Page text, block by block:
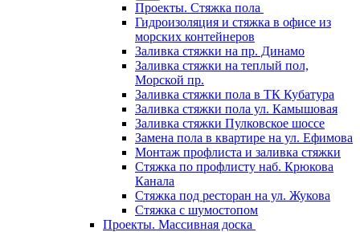
Проекты. Стяжка пола
Гидроизоляция и стяжка в офисе из
морских контейнеров
Заливка стяжки на пр. Динамо
Заливка стяжки на теплый пол,
Морской пр.
Заливка стяжки пола в ТК Кубатура
Заливка стяжки пола ул. Камышовая
Заливка стяжки Пулковское шоссе
Замена пола в квартире на ул. Ефимова
Монтаж профлиста и заливка стяжки
Стяжка по профлисту наб. Крюкова
Канала
Стяжка под ресторан на ул. Жукова
Стяжка с шумостопом
Проекты. Массивная доска